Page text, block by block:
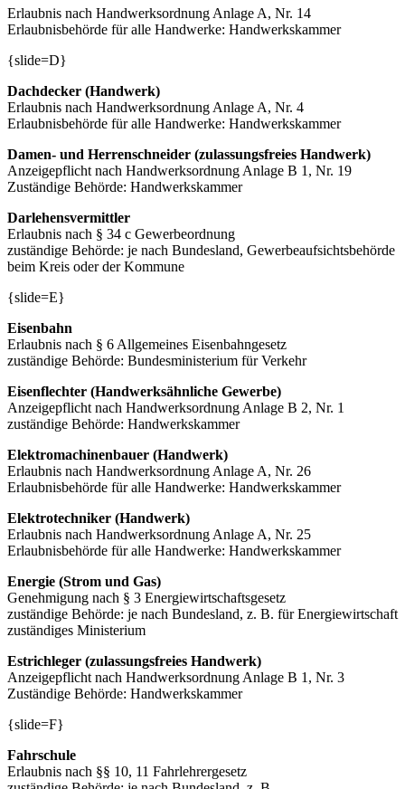
Erlaubnis nach Handwerksordnung Anlage A, Nr. 14
Erlaubnisbehörde für alle Handwerke: Handwerkskammer
{slide=D}
Dachdecker (Handwerk)
Erlaubnis nach Handwerksordnung Anlage A, Nr. 4
Erlaubnisbehörde für alle Handwerke: Handwerkskammer
Damen- und Herrenschneider (zulassungsfreies Handwerk)
Anzeigepflicht nach Handwerksordnung Anlage B 1, Nr. 19
Zuständige Behörde: Handwerkskammer
Darlehensvermittler
Erlaubnis nach § 34 c Gewerbeordnung
zuständige Behörde: je nach Bundesland, Gewerbeaufsichtsbehörde
beim Kreis oder der Kommune
{slide=E}
Eisenbahn
Erlaubnis nach § 6 Allgemeines Eisenbahngesetz
zuständige Behörde: Bundesministerium für Verkehr
Eisenflechter (Handwerksähnliche Gewerbe)
Anzeigepflicht nach Handwerksordnung Anlage B 2, Nr. 1
zuständige Behörde: Handwerkskammer
Elektromachinenbauer (Handwerk)
Erlaubnis nach Handwerksordnung Anlage A, Nr. 26
Erlaubnisbehörde für alle Handwerke: Handwerkskammer
Elektrotechniker (Handwerk)
Erlaubnis nach Handwerksordnung Anlage A, Nr. 25
Erlaubnisbehörde für alle Handwerke: Handwerkskammer
Energie (Strom und Gas)
Genehmigung nach § 3 Energiewirtschaftsgesetz
zuständige Behörde: je nach Bundesland, z. B. für Energiewirtschaft
zuständiges Ministerium
Estrichleger (zulassungsfreies Handwerk)
Anzeigepflicht nach Handwerksordnung Anlage B 1, Nr. 3
Zuständige Behörde: Handwerkskammer
{slide=F}
Fahrschule
Erlaubnis nach §§ 10, 11 Fahrlehrergesetz